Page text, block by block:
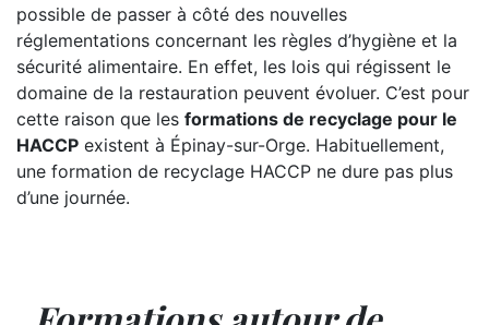
possible de passer à côté des nouvelles
réglementations concernant les règles d’hygiène et la
sécurité alimentaire. En effet, les lois qui régissent le
domaine de la restauration peuvent évoluer. C’est pour
cette raison que les formations de recyclage pour le
HACCP existent à Épinay-sur-Orge. Habituellement,
une formation de recyclage HACCP ne dure pas plus
d’une journée.